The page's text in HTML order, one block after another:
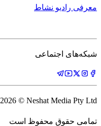
معرفی رادیو نشاط
شبکه‌های اجتماعی
2026 © Neshat Media Pty Ltd
تمامی حقوق محفوظ است